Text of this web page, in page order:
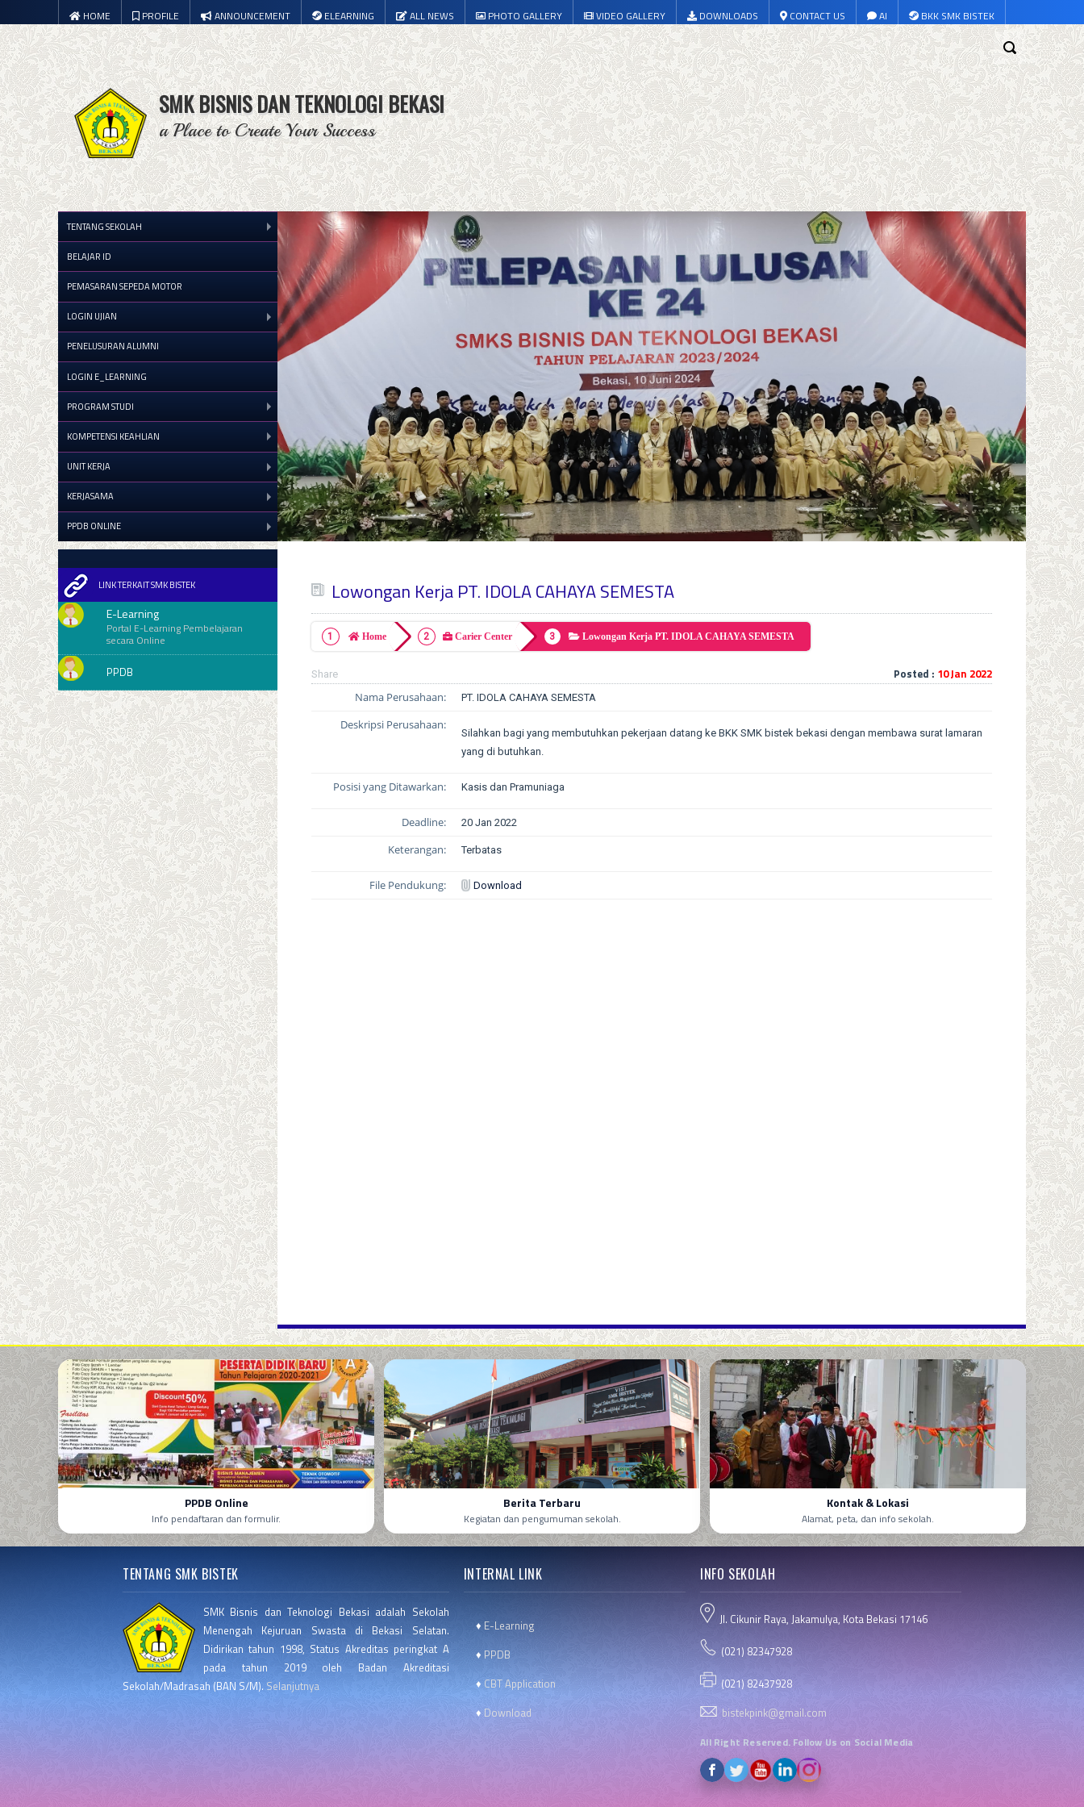
HOME PROFILE ANNOUNCEMENT ELEARNING ALL NEWS PHOTO GALLERY VIDEO GALLERY DOWNLOADS CONTACT US AI BKK SMK BISTEK
SMK BISNIS DAN TEKNOLOGI BEKASI
a Place to Create Your Success
TENTANG SEKOLAH
BELAJAR ID
PEMASARAN SEPEDA MOTOR
LOGIN UJIAN
PENELUSURAN ALUMNI
LOGIN E_LEARNING
PROGRAM STUDI
KOMPETENSI KEAHLIAN
UNIT KERJA
KERJASAMA
PPDB ONLINE
LINK TERKAIT SMK BISTEK
E-Learning
Portal E-Learning Pembelajaran
secara Online
PPDB
Lowongan Kerja PT. IDOLA CAHAYA SEMESTA
Home Carier Center Lowongan Kerja PT. IDOLA CAHAYA SEMESTA
Share Posted : 10 Jan 2022
Nama Perusahaan: PT. IDOLA CAHAYA SEMESTA
Deskripsi Perusahaan:
Silahkan bagi yang membutuhkan pekerjaan datang ke BKK SMK bistek bekasi dengan membawa surat lamaran
yang di butuhkan.
Posisi yang Ditawarkan: Kasis dan Pramuniaga
Deadline: 20 Jan 2022
Keterangan: Terbatas
File Pendukung: Download
PPDB Online
Info pendaftaran dan formulir.
Berita Terbaru
Kegiatan dan pengumuman sekolah.
Kontak & Lokasi
Alamat, peta, dan info sekolah.
TENTANG SMK BISTEK
SMK Bisnis dan Teknologi Bekasi adalah Sekolah
Menengah Kejuruan Swasta di Bekasi Selatan.
Didirikan tahun 1998, Status Akreditas peringkat A
pada tahun 2019 oleh Badan Akreditasi
Sekolah/Madrasah (BAN S/M). Selanjutnya
INTERNAL LINK
♦ E-Learning
♦ PPDB
♦ CBT Application
♦ Download
INFO SEKOLAH
Jl. Cikunir Raya, Jakamulya, Kota Bekasi 17146
(021) 82347928
(021) 82437928
bistekpink@gmail.com
All Right Reserved. Follow Us on Social Media